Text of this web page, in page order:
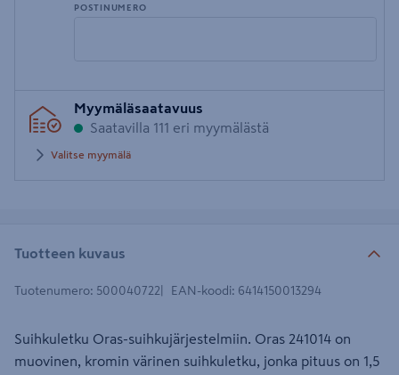
POSTINUMERO
postinumero
Myymäläsaatavuus
Saatavilla 111 eri myymälästä
Valitse myymälä
Tuotteen kuvaus
Tuotenumero: 500040722 EAN-koodi: 6414150013294
Suihkuletku Oras-suihkujärjestelmiin. Oras 241014 on
muovinen, kromin värinen suihkuletku, jonka pituus on 1,5